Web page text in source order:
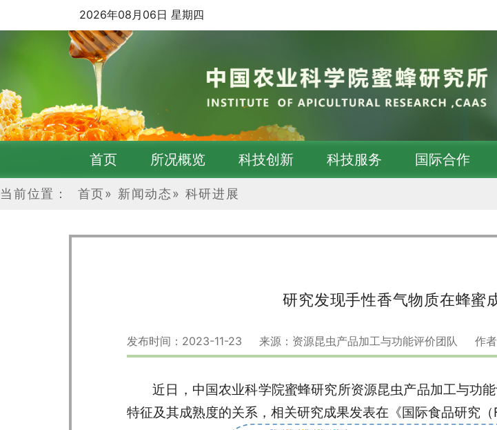
2026年08月06日 星期四
首页 所况概览 科技创新 科技服务 国际合作
当前位置： 首页» 新闻动态» 科研进展
研究发现手性香气物质在蜂蜜
发布时间：2023-11-23 来源：资源昆虫产品加工与功能评价团队 作者
近日，中国农业科学院蜜蜂研究所资源昆虫产品加工与功
特征及其成熟度的关系，相关研究成果发表在《国际食品研究